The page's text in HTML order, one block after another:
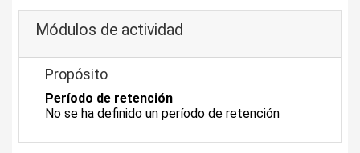
Módulos de actividad
Propósito
Período de retención
No se ha definido un período de retención